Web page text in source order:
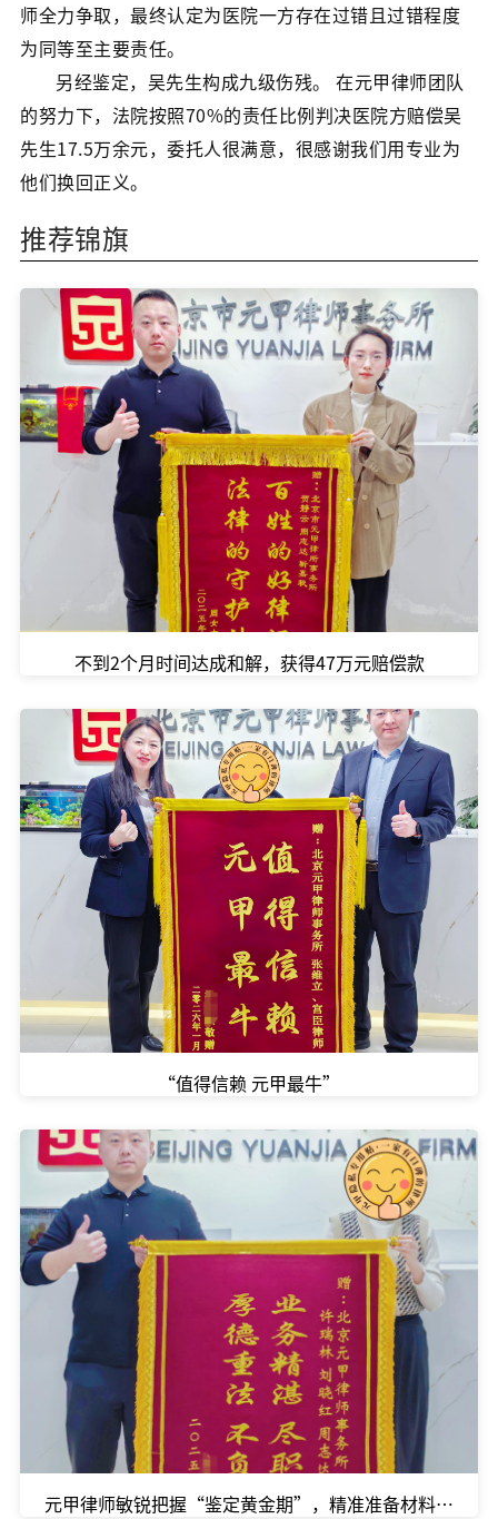
师全力争取，最终认定为医院一方存在过错且过错程度
为同等至主要责任。
另经鉴定，吴先生构成九级伤残。 在元甲律师团队
的努力下，法院按照70%的责任比例判决医院方赔偿吴
先生17.5万余元，委托人很满意，很感谢我们用专业为
他们换回正义。
推荐锦旗
不到2个月时间达成和解，获得47万元赔偿款
“值得信赖 元甲最牛”
元甲律师敏锐把握“鉴定黄金期”，精准准备材料，一举